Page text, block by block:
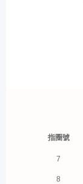
指圈號
7
8